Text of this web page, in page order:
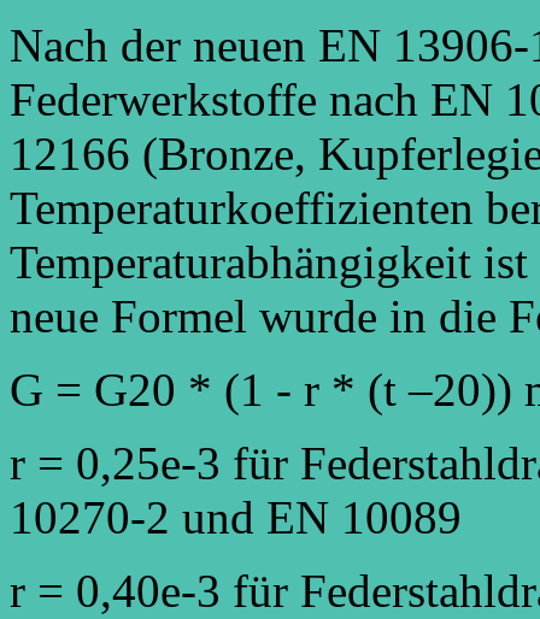
Nach der neuen EN
Federwerkstoffe nach EN
12166 (Bronze,
Temperaturkoeffizienten
Temperaturabhängigkeit
neue Formel wurde in die
G = G20 * (1 - r * (t –20))
r = 0,25e-3 für
10270-2 und EN 10089
r = 0,40e-3 für